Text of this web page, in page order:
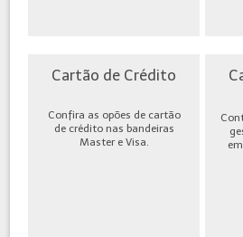
Cartão de Crédito
Confira as opões de cartão
de crédito nas bandeiras
Master e Visa.